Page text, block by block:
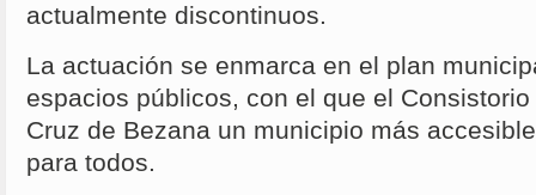
actualmente discontinuos.
La actuación se enmarca en el plan
espacios públicos, con el que el
Cruz de Bezana un municipio más
para todos.